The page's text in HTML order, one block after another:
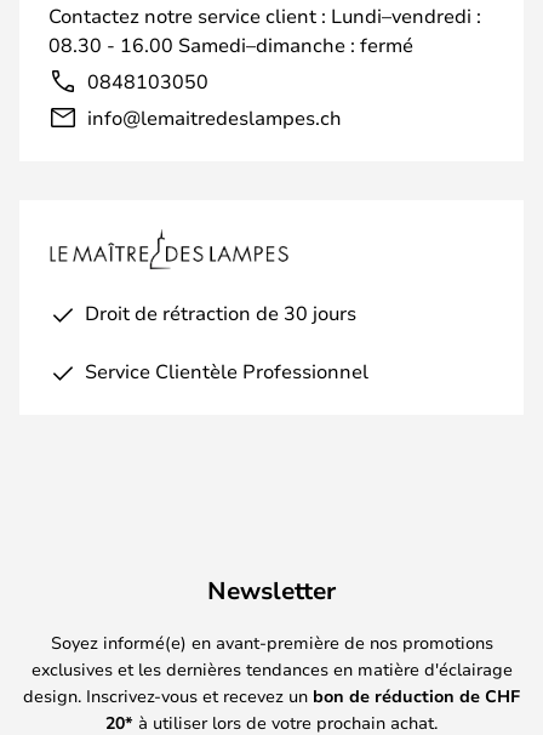
Contactez notre service client : Lundi–vendredi :
08.30 - 16.00 Samedi–dimanche : fermé
0848103050
info@lemaitredeslampes.ch
Droit de rétraction de 30 jours
Service Clientèle Professionnel
Newsletter
Soyez informé(e) en avant-première de nos promotions
exclusives et les dernières tendances en matière d'éclairage
design. Inscrivez-vous et recevez un bon de réduction de CHF
20* à utiliser lors de votre prochain achat.